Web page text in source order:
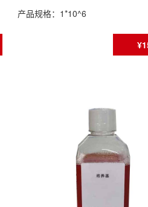
产品规格：1*10^6